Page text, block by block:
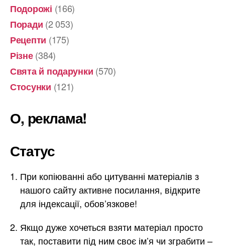
Подорожі (166)
Поради (2 053)
Рецепти (175)
Різне(384)
Свята й подарунки (570)
Стосунки (121)
О, реклама!
Статус
При копіюванні або цитуванні матеріалів з
нашого сайту активне посилання, відкрите
для індексації, обов’язкове!
Якщо дуже хочеться взяти матеріал просто
так, поставити під ним своє ім’я чи зграбити –